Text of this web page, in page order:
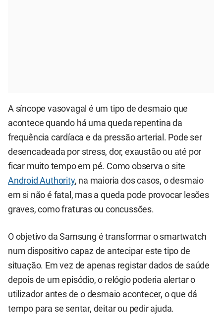
A síncope vasovagal é um tipo de desmaio que
acontece quando há uma queda repentina da
frequência cardíaca e da pressão arterial. Pode ser
desencadeada por stress, dor, exaustão ou até por
ficar muito tempo em pé. Como observa o site
Android Authority, na maioria dos casos, o desmaio
em si não é fatal, mas a queda pode provocar lesões
graves, como fraturas ou concussões.
O objetivo da Samsung é transformar o smartwatch
num dispositivo capaz de antecipar este tipo de
situação. Em vez de apenas registar dados de saúde
depois de um episódio, o relógio poderia alertar o
utilizador antes de o desmaio acontecer, o que dá
tempo para se sentar, deitar ou pedir ajuda.